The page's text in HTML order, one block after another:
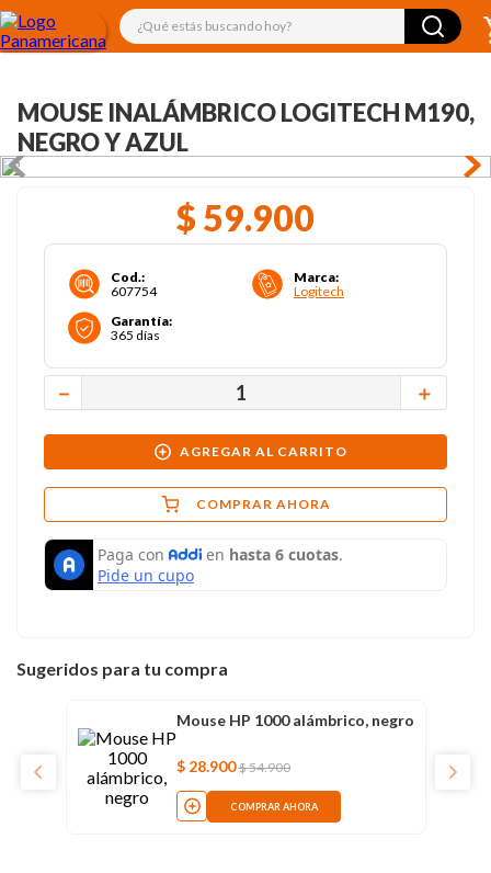
¿Qué estás buscando hoy?
MOUSE INALÁMBRICO LOGITECH M190,
NEGRO Y AZUL
$ 59.900
Cod.:
607754
Marca:
Logitech
Garantía:
365 días
＋
－
AGREGAR AL CARRITO
COMPRAR AHORA
Sugeridos para tu compra
Mouse HP 1000 alámbrico, negro
$ 28.900 $54.900
COMPRAR AHORA